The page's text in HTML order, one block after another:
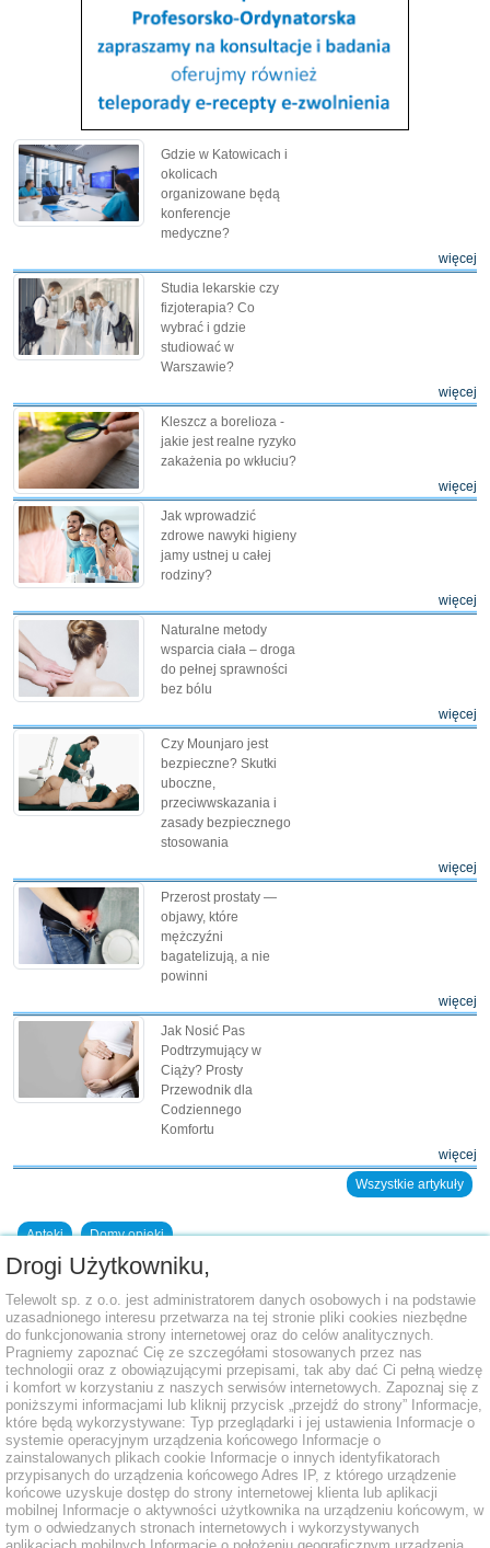
Gdzie w Katowicach i
okolicach
organizowane będą
konferencje
medyczne?
więcej
Studia lekarskie czy
fizjoterapia? Co
wybrać i gdzie
studiować w
Warszawie?
więcej
Kleszcz a borelioza -
jakie jest realne ryzyko
zakażenia po wkłuciu?
więcej
Jak wprowadzić
zdrowe nawyki higieny
jamy ustnej u całej
rodziny?
więcej
Naturalne metody
wsparcia ciała – droga
do pełnej sprawności
bez bólu
więcej
Czy Mounjaro jest
bezpieczne? Skutki
uboczne,
przeciwwskazania i
zasady bezpiecznego
stosowania
więcej
Przerost prostaty —
objawy, które
mężczyźni
bagatelizują, a nie
powinni
więcej
Jak Nosić Pas
Podtrzymujący w
Ciąży? Prosty
Przewodnik dla
Codziennego
Komfortu
więcej
Wszystkie artykuły
Apteki Domy opieki
Dodaj placówkę do bazy
Drogi Użytkowniku,
Telewolt sp. z o.o. jest administratorem danych osobowych i na podstawie
uzasadnionego interesu przetwarza na tej stronie pliki cookies niezbędne
do funkcjonowania strony internetowej oraz do celów analitycznych.
Pragniemy zapoznać Cię ze szczegółami stosowanych przez nas
technologii oraz z obowiązującymi przepisami, tak aby dać Ci pełną wiedzę
i komfort w korzystaniu z naszych serwisów internetowych. Zapoznaj się z
poniższymi informacjami lub kliknij przycisk „przejdź do strony” Informacje,
które będą wykorzystywane: Typ przeglądarki i jej ustawienia Informacje o
systemie operacyjnym urządzenia końcowego Informacje o
zainstalowanych plikach cookie Informacje o innych identyfikatorach
przypisanych do urządzenia końcowego Adres IP, z którego urządzenie
końcowe uzyskuje dostęp do strony internetowej klienta lub aplikacji
mobilnej Informacje o aktywności użytkownika na urządzeniu końcowym, w
tym o odwiedzanych stronach internetowych i wykorzystywanych